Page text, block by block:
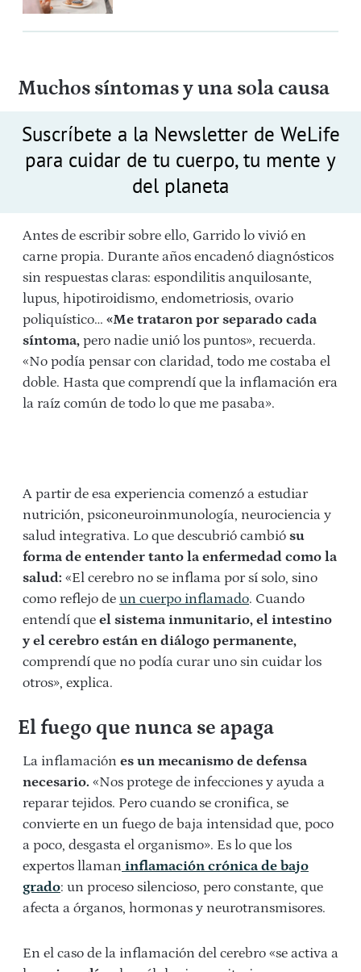
Muchos síntomas y una sola causa
Suscríbete a la Newsletter de WeLife
para cuidar de tu cuerpo, tu mente y
del planeta
Antes de escribir sobre ello, Garrido lo vivió en
carne propia. Durante años encadenó diagnósticos
sin respuestas claras: espondilitis anquilosante,
lupus, hipotiroidismo, endometriosis, ovario
poliquístico… «Me trataron por separado cada
síntoma, pero nadie unió los puntos», recuerda.
«No podía pensar con claridad, todo me costaba el
doble. Hasta que comprendí que la inflamación era
la raíz común de todo lo que me pasaba».
A partir de esa experiencia comenzó a estudiar
nutrición, psiconeuroinmunología, neurociencia y
salud integrativa. Lo que descubrió cambió su
forma de entender tanto la enfermedad como la
salud: «El cerebro no se inflama por sí solo, sino
como reflejo de un cuerpo inflamado. Cuando
entendí que el sistema inmunitario, el intestino
y el cerebro están en diálogo permanente,
comprendí que no podía curar uno sin cuidar los
otros», explica.
El fuego que nunca se apaga
La inflamación es un mecanismo de defensa
necesario. «Nos protege de infecciones y ayuda a
reparar tejidos. Pero cuando se cronifica, se
convierte en un fuego de baja intensidad que, poco
a poco, desgasta el organismo». Es lo que los
expertos llaman inflamación crónica de bajo
grado: un proceso silencioso, pero constante, que
afecta a órganos, hormonas y neurotransmisores.
En el caso de la inflamación del cerebro «se activa a